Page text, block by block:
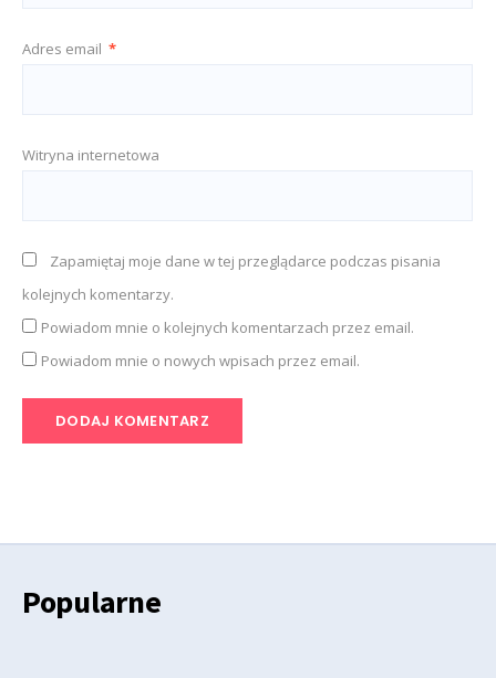
Adres email *
Witryna internetowa
Zapamiętaj moje dane w tej przeglądarce podczas pisania
kolejnych komentarzy.
Powiadom mnie o kolejnych komentarzach przez email.
Powiadom mnie o nowych wpisach przez email.
Popularne